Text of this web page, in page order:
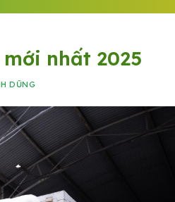
mới nhất 2025
DŨNG